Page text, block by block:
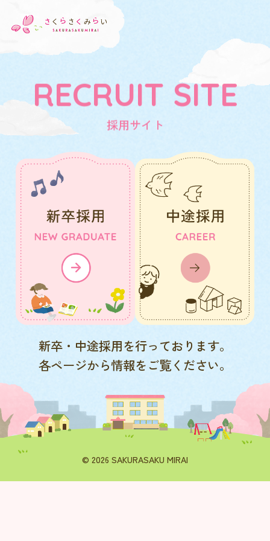
RECRUIT SITE
採用サイト
新卒・中途採用を行っております。
各ページから情報をご覧ください。
© 2026 SAKURASAKU MIRAI